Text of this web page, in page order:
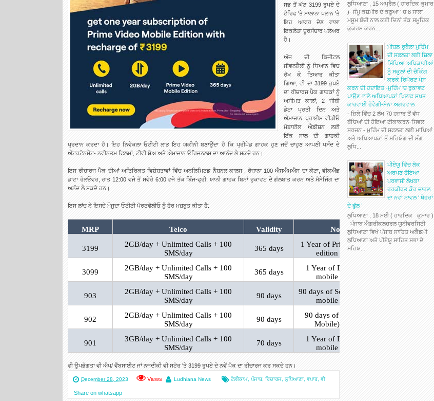
ਸਭ ਤੋਂ ਘੱਟ 3199 ਰੁਪਏ ਦੇ
ਟੈਰਿਫ 'ਤੇ ਸਾਲਾਨਾ ਪਲਾਨ 'ਤੇ
ਇਹ ਆਫਰ ਦੇਣ ਵਾਲਾ
ਇਕਲੌਤਾ ਦੂਰਸੰਚਾਰ ਪਲੇਅਰ
ਹੈ।
ਅੱਜ ਦੀ ਡਿਜੀਟਲ
ਜੀਵਨਸ਼ੈਲੀ ਨੂੰ ਧਿਆਨ ਵਿਚ
ਰੱਖ ਕੇ ਤਿਆਰ ਕੀਤਾ
ਗਿਆ, ਵੀ ਦਾ 3199 ਰੁਪਏ
ਦਾ ਰੀਚਾਰਜ ਪੈਕ ਗਾਹਕਾਂ ਨੂੰ
ਅਸੀਮਤ ਕਾਲਾਂ, 2 ਜੀਬੀ
ਡੇਟਾ ਪ੍ਰਤੀ ਦਿਨ ਅਤੇ
ਐਮਾਜ਼ਾਨ ਪ੍ਰਾਈਮ ਵੀਡੀਓ
ਮੋਬਾਈਲ ਐਡੀਸ਼ਨ ਲਈ
ਇੱਕ ਸਾਲ ਦੀ ਗਾਹਕੀ
ਪ੍ਰਦਾਨ ਕਰਦਾ ਹੈ। ਇਹ ਨਿਵੇਕਲਾ ਓਟੀਟੀ ਲਾਭ ਇਹ ਯਕੀਨੀ ਬਣਾਉਂਦਾ ਹੈ ਕਿ ਪ੍ਰੀਪੇਡ ਗਾਹਕ ਹੁਣ ਜਦੋਂ ਚਾਹੁਣ ਆਪਣੀ ਪਸੰਦ ਦੇ
ਐਂਟਰਟੇਨਮੈਂਟ- ਨਵੀਨਤਮ ਫਿਲਮਾਂ, ਟੀਵੀ ਸ਼ੋਅ ਅਤੇ ਐਮਾਜ਼ਾਨ ਓਰਿਜਨਲਸ ਦਾ ਆਨੰਦ ਲੈ ਸਕਦੇ ਹਨ।
ਇਸ ਰੀਚਾਰਜ ਪੈਕ ਦੀਆਂ ਅਤਿਰਿਕਤ ਵਿਸ਼ੇਸ਼ਤਾਵਾਂ ਵਿੱਚ ਅਨਲਿਮਿਟਡ ਨੈਸ਼ਨਲ ਕਾਲਸ , ਰੋਜ਼ਾਨਾ 100 ਐਸਐਮਐਸ ਦਾ ਕੋਟਾ, ਵੀਕਐਂਡ
ਡਾਟਾ ਰੋਲਓਵਰ, ਰਾਤ ​​12:00 ਵਜੇ ਤੋਂ ਸਵੇਰੇ 6:00 ਵਜੇ ਤੱਕ ਬਿੰਜ-ਫ੍ਰੀ, ਯਾਨੀ ਗਾਹਕ ਬਿਨਾਂ ਰੁਕਾਵਟ ਦੇ ਗੱਲਬਾਤ ਕਰਨ ਅਤੇ ਮੈਸੇਜਿੰਗ ਦਾ
ਅਨੰਦ ਲੈ ਸਕਦੇ ਹਨ।
ਇਸ ਲਾਂਚ ਨੇ ਇਸਦੇ ਮੌਜੂਦਾ ਓਟੀਟੀ ਪੋਰਟਫੋਲੀਓ ਨੂੰ ਹੋਰ ਮਜ਼ਬੂਤ ਕੀਤਾ ਹੈ:
MRP Telco Validity Non Telco
3199
2GB/day + Unlimited Calls + 100
SMS/day
365 days
1 Year of Prime video mobile
edition subscription
3099
2GB/day + Unlimited Calls + 100
SMS/day
365 days
1 Year of Disney+ Hotstar
mobile subscription
903
2GB/day + Unlimited Calls + 100
SMS/day
90 days
90 days of Sony LIV premium
mobile subscription
902
2GB/day + Unlimited Calls + 100
SMS/day
90 days
90 days of Sun NXT (Tv +
Mobile) subscription
901
3GB/day + Unlimited Calls + 100
SMS/day
70 days
1 Year of Disney+ Hotstar
mobile subscription
ਵੀ ਉਪਭੋਗਤਾ ਵੀ ਐਪ/ ਵੈੱਬਸਾਈਟ ਜਾਂ ਨਜ਼ਦੀਕੀ ਵੀ ਸਟੋਰ 'ਤੇ 3199 ਰੁਪਏ ਦੇ ਨਵੇਂ ਪੈਕ ਦਾ ਰੀਚਾਰਜ ਕਰ ਸਕਦੇ ਹਨ।
December 28, 2023 Views Ludhiana News ਟੈਲੀਕਾਮ, ਪੰਜਾਬ, ਰਿਚਾਰਜ, ਲੁਧਿਆਣਾ, ਵਪਾਰ, ਵੀ
Share on whatsapp
ਲੁਧਿਆਣਾ , 15 ਅਪ੍ਰੈਲ ( ਹਾਰਦਿਕ ਕੁਮਾਰ
)- ਜੰਮੂ ਕਸ਼ਮੀਰ ਦੇ ਕਠੂਆ ' ਚ 8 ਸਾਲਾ
ਮਸੂਮ ਬੱਚੀ ਨਾਲ ਕਈ ਦਿਨਾਂ ਤੱਕ ਸਮੂਹਿਕ
ਕੁਕਰਮ ਕਰਨ...
ਮੀਜ਼ਲ-ਰੁਬੈਲਾ ਮੁਹਿੰਮ
ਦੀ ਸਫ਼ਲਤਾ ਲਈ ਜ਼ਿਲਾ
ਸਿੱਖਿਆ ਅਧਿਕਾਰੀਆਂ
ਨੂੰ ਸਕੂਲਾਂ ਦੀ ਚੈਕਿੰਗ
ਕਰਕੇ ਰਿਪੋਰਟ ਪੇਸ਼
ਕਰਨ ਦੀ ਹਦਾਇਤ -ਮੁਹਿੰਮ 'ਚ ਰੁਕਾਵਟ
ਪਾਉਣ ਵਾਲੇ ਅਧਿਆਪਕਾਂ ਖਿਲਾਫ਼ ਸਖ਼ਤ
ਕਾਰਵਾਈ ਹੋਵੇਗੀ-ਸ਼ੇਨਾ ਅਗਰਵਾਲ
- ਜ਼ਿਲੇ ਵਿੱਚ 2 ਲੱਖ 70 ਹਜ਼ਾਰ ਤੋਂ ਵੱਧ
ਬੱਚਿਆਂ ਦੀ ਹੋਇਆ ਟੀਕਾਕਰਨ-ਸਿਵਲ
ਸਰਜਨ - ਮੁਹਿੰਮ ਦੀ ਸਫ਼ਲਤਾ ਲਈ ਮਾਪਿਆਂ
ਅਤੇ ਅਧਿਆਪਕਾਂ ਤੋਂ ਸਹਿਯੋਗ ਦੀ ਮੰਗ
ਲੁਧਿ...
ਪੀਏਯੂ ਵਿੱਚ ਲੋਕ
ਅਰਪਣ ਹੋਇਆ
ਪਰਵਾਸੀ ਲੇਖਕਾ
ਹਰਕੀਰਤ ਕੌਰ ਚਾਹਲ
ਦਾ ਨਵਾਂ ਨਾਵਲ ‘ ਥੋਹਰਾਂ
ਦੇ ਫੁੱਲ ’
ਲੁਧਿਆਣਾ , 18 ਮਈ ( ਹਾਰਦਿਕ ਕੁਮਾਰ )
ਪੰਜਾਬ ਐਗਰੀਕਲਚਰਲ ਯੂਨੀਵਰਸਿਟੀ
ਲੁਧਿਆਣਾ ਵਿਖੇ ਪੰਜਾਬ ਸਾਹਿਤ ਅਕੈਡਮੀ
ਲੁਧਿਆਣਾ ਅਤੇ ਪੀਏਯੂ ਸਾਹਿਤ ਸਭਾ ਦੇ
ਸਹਿਯ...